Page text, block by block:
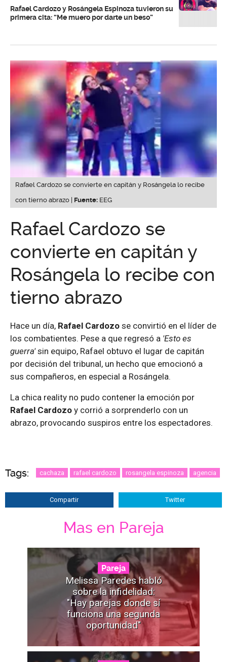
Rafael Cardozo y Rosángela Espinoza tuvieron su
primera cita: “Me muero por darte un beso”
Rafael Cardozo se convierte en capitán y Rosángela lo recibe
con tierno abrazo | Fuente: EEG
Rafael Cardozo se
convierte en capitán y
Rosángela lo recibe con
tierno abrazo
Hace un día, Rafael Cardozo se convirtió en el líder de
los combatientes. Pese a que regresó a 'Esto es
guerra'sin equipo, Rafael obtuvo el lugar de capitán
por decisión del tribunal, un hecho que emocionó a
sus compañeros, en especial a Rosángela.
La chica reality no pudo contener la emoción por
Rafael Cardozo y corrió a sorprenderlo con un
abrazo, provocando suspiros entre los espectadores.
Tags: cachaza rafael cardozo rosangela espinoza agencia
Compartir Twitter
Mas en Pareja
Pareja
Melissa Paredes habló
sobre la infidelidad:
"Hay parejas donde sí
funciona una segunda
oportunidad"